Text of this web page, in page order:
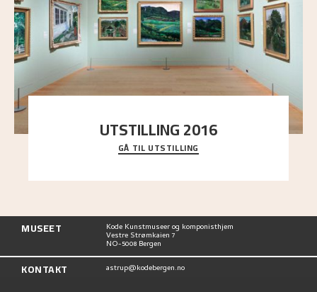
UTSTILLING 2016
En komplett oversikt over Nikolai Astrups
utstillinger, fra debuten i 1900 og frem til i dag.
GÅ TIL UTSTILLING
MUSEET Kode Kunstmuseer og komponisthjem
Vestre Strømkaien 7
NO-5008 Bergen
KONTAKT astrup@kodebergen.no